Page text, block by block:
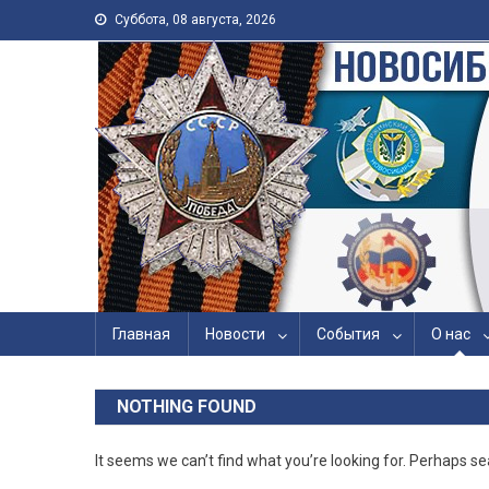
Skip to content Суббота, 08 августа, 2026
Новосибирская
Войны, Труда,
Главная Новости События О нас
NOTHING FOUND
It seems we can’t find what you’re looking for. Perhaps